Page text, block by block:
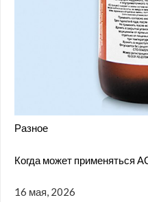
Разное
Когда может применяться
16 мая, 2026